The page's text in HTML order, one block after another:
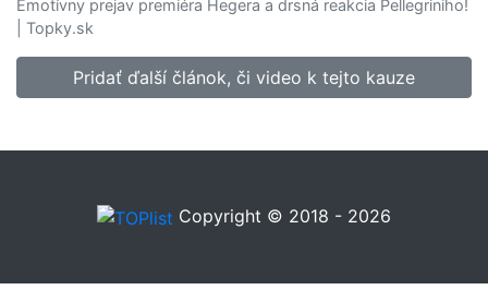
Emotívny prejav premiéra Hegera a drsná reakcia Pellegriniho!
| Topky.sk
Pridať ďalší článok, či video k tejto kauze
Copyright © 2018 - 2026